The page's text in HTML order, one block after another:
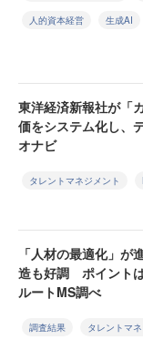
人的資本経営 生成AI
東洋経済新報社が「
価をシステム化し、
オナビ
タレントマネジメント
「人材の最適化」が
造も好調 ポイント
ルートMS調べ
調査結果 タレントマ